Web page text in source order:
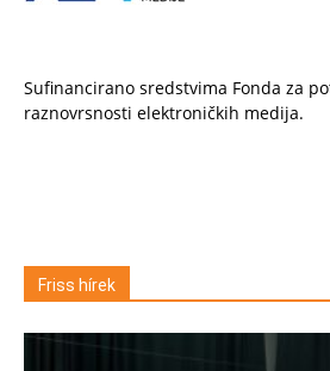
Sufinancirano sredstvima Fonda za
raznovrsnosti elektroničkih medija.
Friss hírek